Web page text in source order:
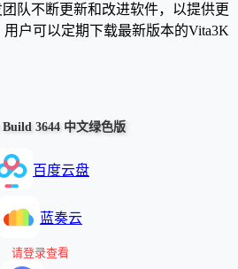
队不断更新和改进软件，以提供更
户可以定期下载最新版本的Vita3K
3644 中文绿色版
百度云盘
蓝奏云
请登录查看